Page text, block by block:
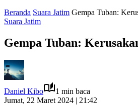
Beranda Suara Jatim Gempa Tuban:
Suara Jatim
Gempa Tuban:
Daniel Kibo
1 min baca
Jumat, 22 Maret 2024 | 21:42